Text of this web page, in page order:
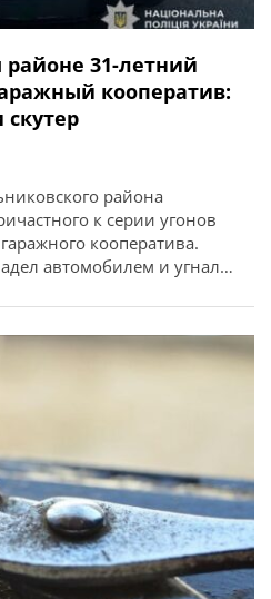
31-летний
кооператив:
района
к серии угонов
кооператива.
автомобилем и угнал
области.
№ 5
управления полиции
21 апреля […]